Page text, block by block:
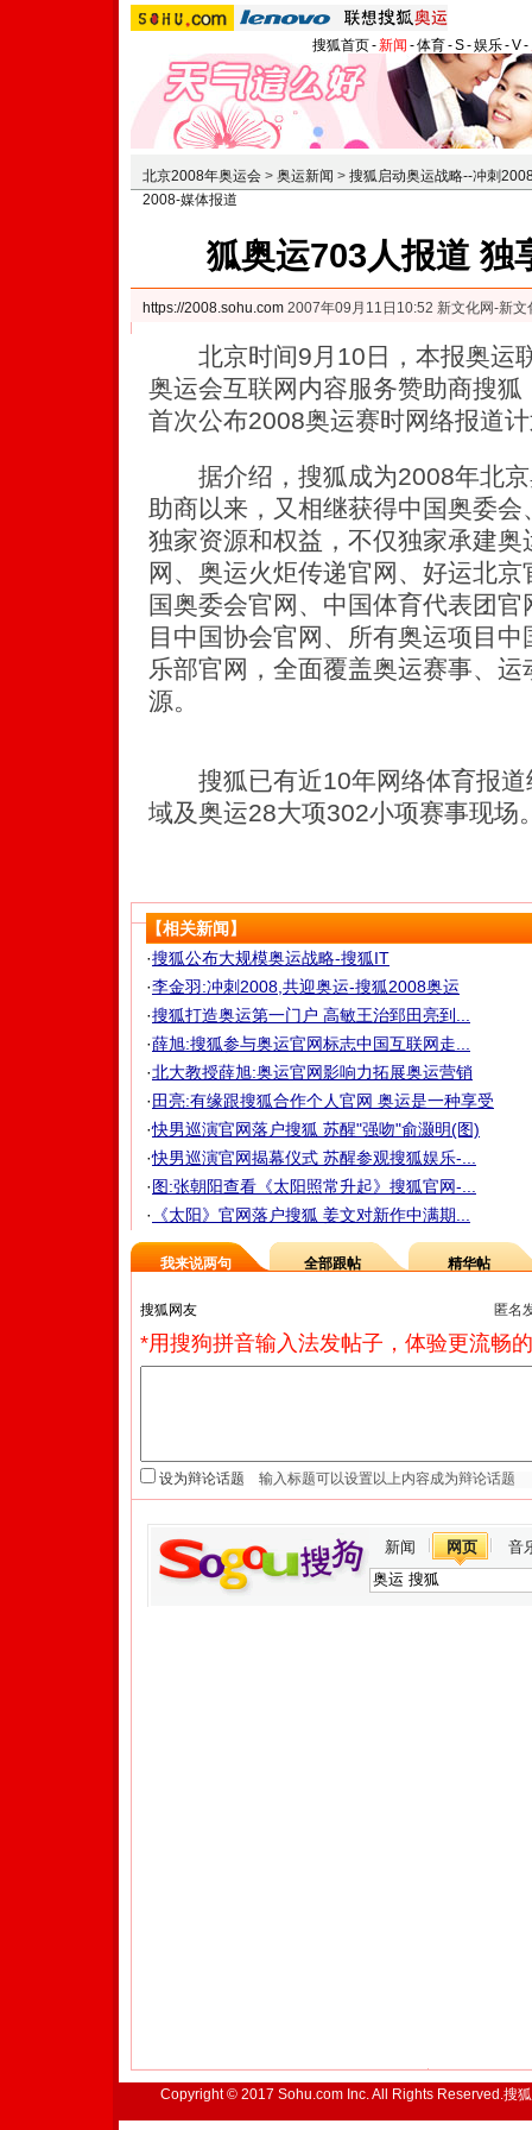
搜狐首页-新闻 -体育-S-娱乐-V-
北京2008年奥运会 > 奥运新闻 > 搜狐启动奥运战略--冲刺
2008-媒体报道
狐奥运703人报道 独
https://2008.sohu.com 2007年09月11日10:52 新文化网-新文
北京时间9月10日，本报奥运
奥运会互联网内容服务赞助商搜
首次公布2008奥运赛时网络报道
据介绍，搜狐成为2008年北京
助商以来，又相继获得中国奥委
独家资源和权益，不仅独家承建
网、奥运火炬传递官网、好运北
国奥委会官网、中国体育代表团
目中国协会官网、所有奥运项目
乐部官网，全面覆盖奥运赛事、
源。
搜狐已有近10年网络体育报道
域及奥运28大项302小项赛事现场
【相关新闻】
·搜狐公布大规模奥运战略-搜狐IT
·李金羽:冲刺2008,共迎奥运-搜狐2008奥运
·搜狐打造奥运第一门户 高敏王治郅田亮到...
·薛旭:搜狐参与奥运官网标志中国互联网走...
·北大教授薛旭:奥运官网影响力拓展奥运营销
· 田亮:有缘跟搜狐合作个人官网 奥运是一种享受
·快男巡演官网落户搜狐 苏醒"强吻"俞灏明(图)
·快男巡演官网揭幕仪式 苏醒参观搜狐娱乐-...
·图:张朝阳查看《太阳照常升起》搜狐官网-...
·
《太阳》官网落户搜狐 姜文对新作中满期...
我来说两句 全部跟帖 精华帖
匿名
*用搜狗拼音输入法发帖子，体验更流畅
设为辩论话题
新闻 网页 音
Copyright © 2017 Sohu.com Inc. All Rights Reserved.搜